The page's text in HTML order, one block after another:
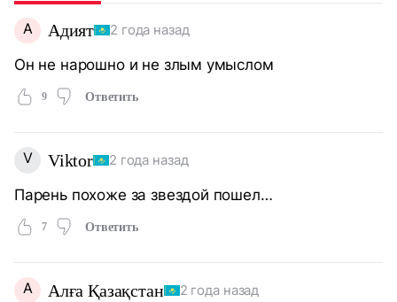
А Адият 2 года назад
Он не нарошно и не злым умыслом
9 Ответить
V Viktor 2 года назад
Парень похоже за звездой пошел…
7 Ответить
А Алға Қазақстан 2 года назад